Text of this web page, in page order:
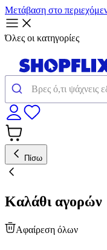
Μετάβαση στο
Όλες οι κατηγορίες
Πίσω
Καλάθι αγορών
Αφαίρεση όλων